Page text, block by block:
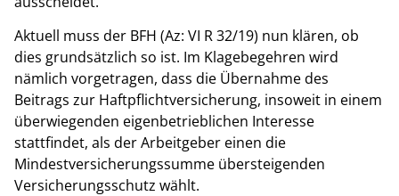
Aktuell muss der BFH (Az: VI R 32/19) nun klären, ob
dies grundsätzlich so ist. Im Klagebegehren wird
nämlich vorgetragen, dass die Übernahme des
Beitrags zur Haftpflichtversicherung, insoweit in einem
überwiegenden eigenbetrieblichen Interesse
stattfindet, als der Arbeitgeber einen die
Mindestversicherungssumme übersteigenden
Versicherungsschutz wählt.